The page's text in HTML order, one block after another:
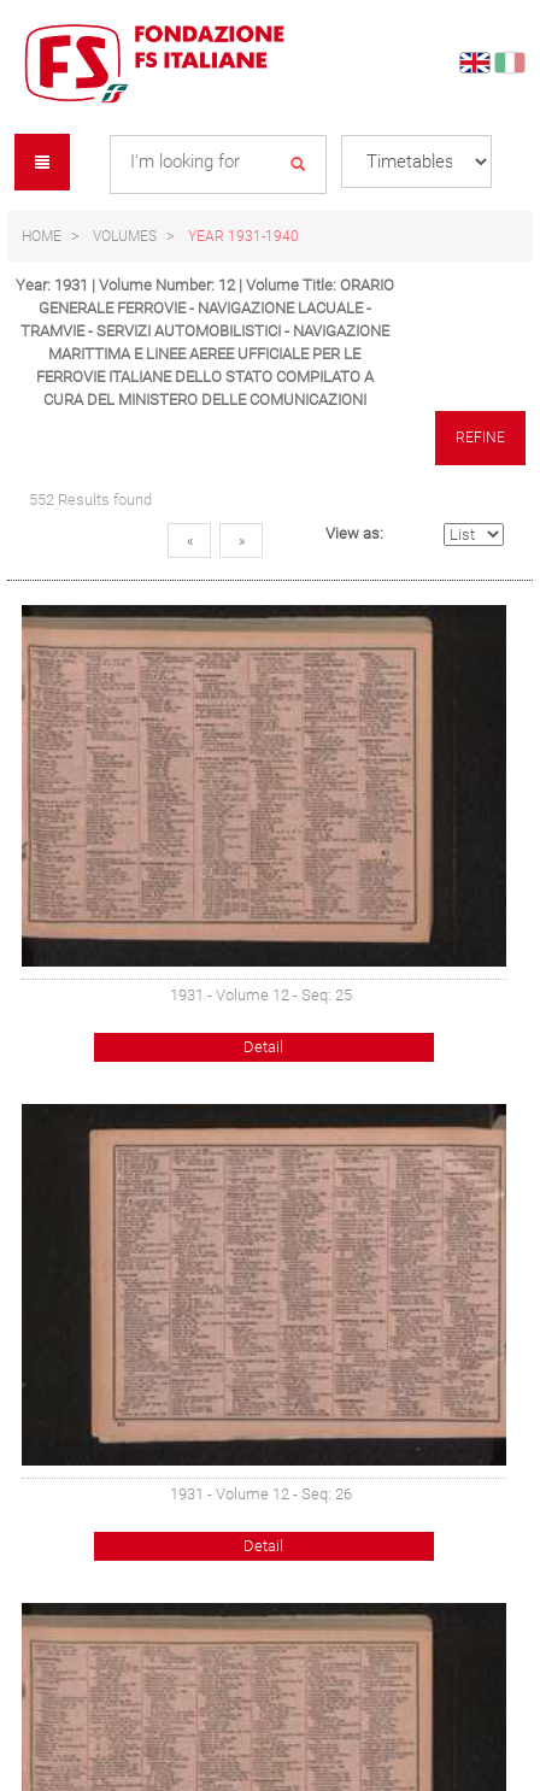
content
navigation
menu
HOME VOLUMES YEAR 1931-1940
Year: 1931 | Volume Number: 12 | Volume Title: ORARIO
GENERALE FERROVIE - NAVIGAZIONE LACUALE -
TRAMVIE - SERVIZI AUTOMOBILISTICI - NAVIGAZIONE
MARITTIMA E LINEE AEREE UFFICIALE PER LE
FERROVIE ITALIANE DELLO STATO COMPILATO A
CURA DEL MINISTERO DELLE COMUNICAZIONI
REFINE
552 Results found
« » View as:
1931 - Volume 12 - Seq: 25
Detail
1931 - Volume 12 - Seq: 26
Detail